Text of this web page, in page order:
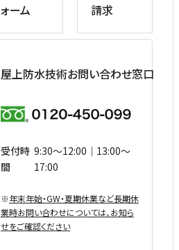
ォーム
請求
屋上防水技術お問い合わせ窓口
受付時
間
9:30〜12:00｜13:00〜
17:00
※年末年始・GW・夏期休業など⻑期休
業時お問い合わせについては、お知ら
せをご確認ください